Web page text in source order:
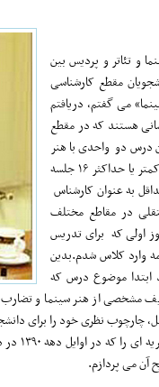
و تئاتر و پردیس بین
مقطع کارشناسی
می گفتم، دریافتم
هستند که در مقطع
درس دو واحدی با هنر
سینما آشنا شوند. البته که این کار دشواری بود، چرا که باید در کمتر یا حداکثر ۱۶ جلسه
به عنوان کارشناس
در مقاطع مختلف
اولی که برای تدریس
وارد کلاس شدم.بدین
ابتدا موضوع درس که
مشخصی از هنر سینما و
چارچوب نظری خود را
ضمن
آن می پردازم.